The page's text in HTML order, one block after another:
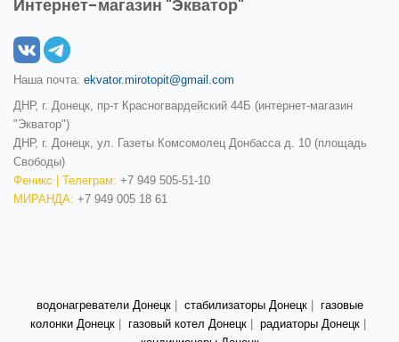
Интернет-магазин "Экватор"
Наша почта: ekvator.mirotopit@gmail.com
ДНР, г. Донецк, пр-т Красногвардейский 44Б (интернет-магазин
"Экватор")
ДНР, г. Донецк, ул. Газеты Комсомолец Донбасса д. 10 (площадь
Свободы)
Феникс | Телеграм: +7 949 505-51-10
МИРАНДА: +7 949 005 18 61
водонагреватели Донецк| стабилизаторы Донецк|
газовые
колонки Донецк| газовый котел Донецк| радиаторы Донецк|